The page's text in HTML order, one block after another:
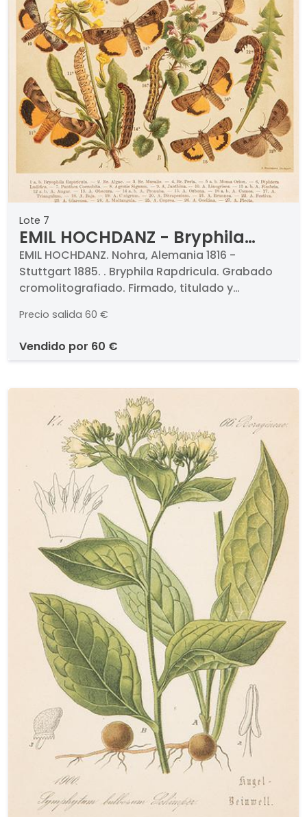
Lote 7
EMIL HOCHDANZ - Bryphila
Rapdricula
EMIL HOCHDANZ. Nohra, Alemania 1816 -
Stuttgart 1885. . Bryphila Rapdricula. Grabado
cromolitografiado. Firmado, titulado y
Con paspartú y certificado al dorso. . Procede
Friedrich Wilhelm Berge (1811-1883) titulado
a las mariposas de todos los continentes.
Precio salida 60 €
vendido por 60 €